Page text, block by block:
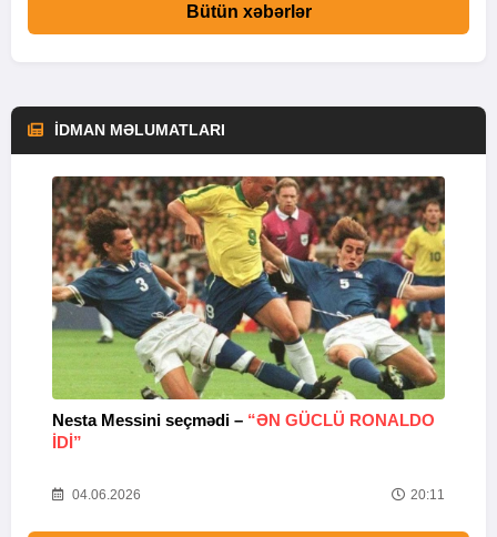
Bütün xəbərlər
İDMAN MƏLUMATLARI
Nesta Messini seçmədi – “ƏN GÜCLÜ RONALDO
IDI”
04.06.2026 20:11